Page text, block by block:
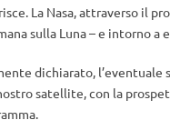
La Nasa, attraverso il
sulla Luna – e intorno a
dichiarato,
satellite, con la